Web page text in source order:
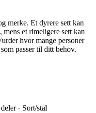
merke. Et dyrere sett kan
et rimeligere sett kan
hvor mange personer
passer til ditt behov.
- Sort/stål